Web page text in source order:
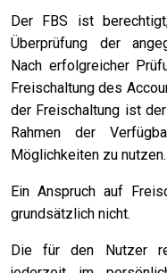
Der FBS ist
Überprüfung der
Nach erfolgreicher
Freischaltung des
der Freischaltung ist
Rahmen der
Möglichkeiten zu nutzen.
Ein Anspruch auf
grundsätzlich nicht.
Die für den Nutzer